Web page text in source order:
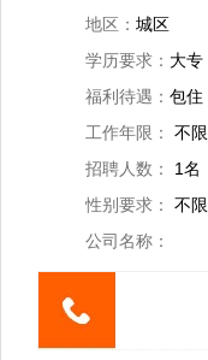
地区： 城区
学历要求： 大专
福利待遇： 包住
工作年限：
不限
招聘人数：
1名
性别要求：
不限
公司名称：